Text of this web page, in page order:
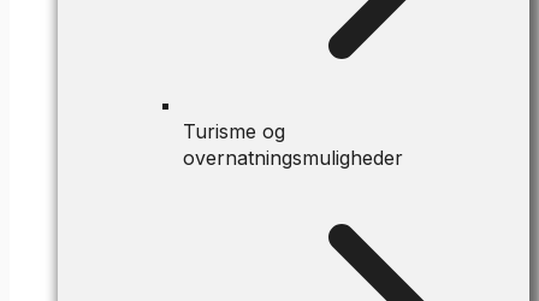
Turisme og
overnatningsmuligheder